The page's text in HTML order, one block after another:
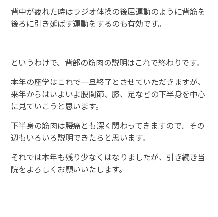
背中が疲れた時はラジオ体操の後屈運動のように背筋を
後ろに引き延ばす運動をするのも有効です。
というわけで、背部の筋肉の説明はこれで終わりです。
本年の座学はこれで一旦終了とさせていただきますが、
来年からはいよいよ股関節、膝、足などの下半身を中心
に見ていこうと思います。
下半身の筋肉は腰痛とも深く関わってきますので、その
辺もいろいろ説明できたらと思います。
それでは本年も残り少なくはなりましたが、引き続き当
院をよろしくお願いいたします。